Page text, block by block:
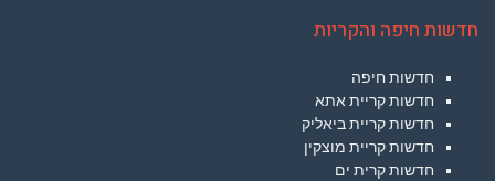
חדשות חיפה והקריות
חדשות חיפה
חדשות קריית אתא
חדשות קריית ביאליק
חדשות קריית מוצקין
חדשות קרית ים